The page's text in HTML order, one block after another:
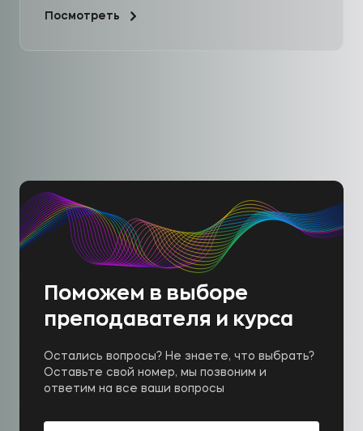
Посмотреть
Поможем в выборе
преподавателя и курса
Остались вопросы? Не знаете, что выбрать?
Оставьте свой номер, мы позвоним и
ответим на все ваши вопросы